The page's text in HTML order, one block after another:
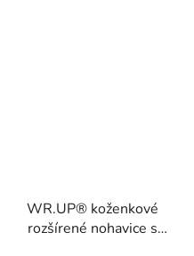
WR.UP® koženkové
rozšírené nohavice s